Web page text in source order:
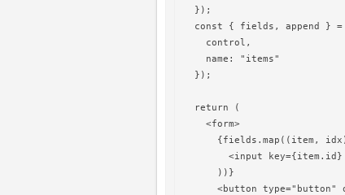
  });
const { fields, append }
    control,
    name: "items"
  });
  return (
    <form>
{fields.map((item,
<input
      ))}
<button type="button"